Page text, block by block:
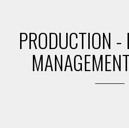
PRODUCTION